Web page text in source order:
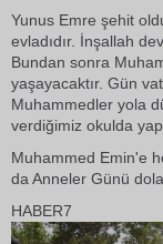
Yunus Emre şehit
evladıdır. İnşallah
Bundan sonra
yaşayacaktır. Gün
Muhammedler yola
verdiğimiz okulda
Muhammed Emin'e
da Anneler Günü
HABER7